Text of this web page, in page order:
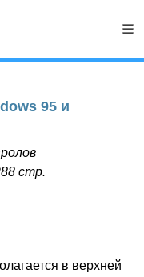
95 и
стр.
в верхней